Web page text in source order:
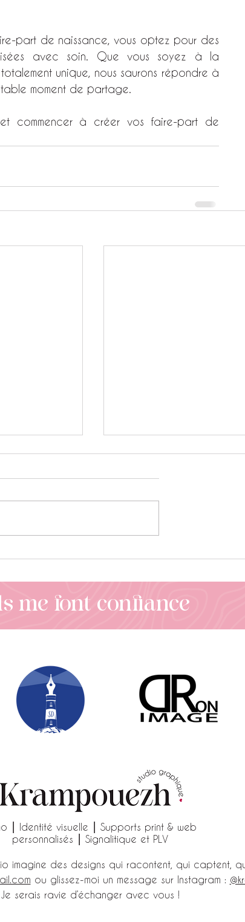
part de naissance, vous optez pour des
avec soin. Que vous soyez à la
unique, nous saurons répondre à
moment de partage.
commencer à créer vos faire-part de
me font confiance
⎮ Identité visuelle ⎮ Supports print & web
personnalisés ⎮ Signalitique et PLV
imagine des designs qui racontent, qui captent,
ou glissez-moi un message sur Instagram :
Je serais ravie d’échanger avec vous !